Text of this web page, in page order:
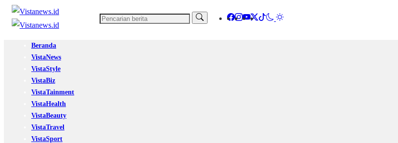
Beranda
VistaNews
VistaStyle
VistaBiz
VistaTainment
VistaHealth
VistaBeauty
VistaTravel
VistaSport